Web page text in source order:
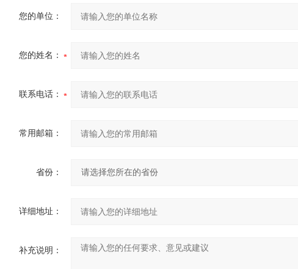
您的单位：
您的姓名：
联系电话：
常用邮箱：
省份：
详细地址：
补充说明：